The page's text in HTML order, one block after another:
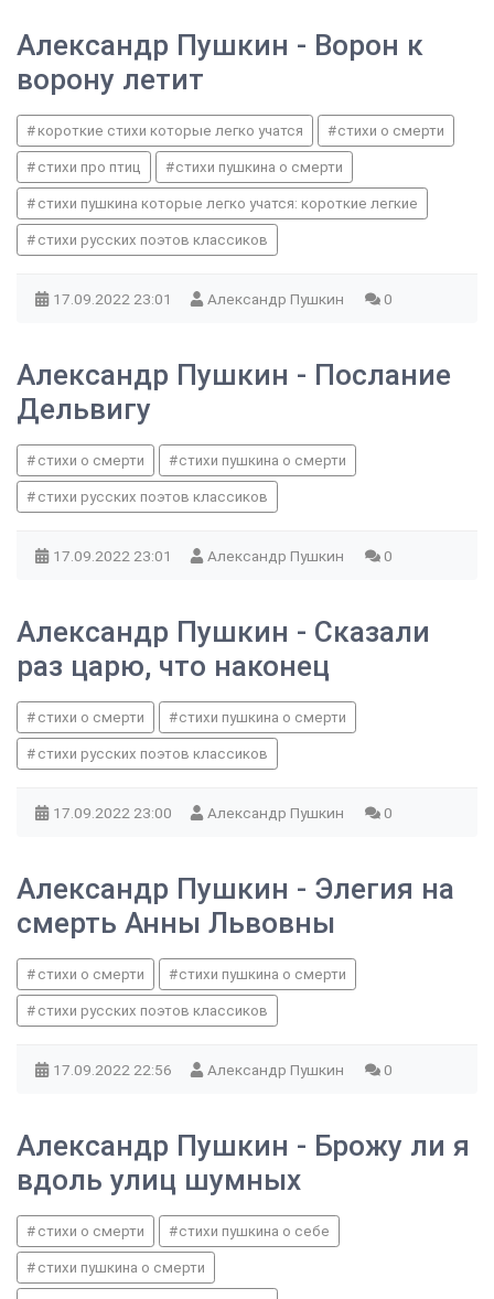
Александр Пушкин - Ворон к
ворону летит
короткие стихи которые легко учатся стихи о смерти
стихи про птиц стихи пушкина о смерти
стихи пушкина которые легко учатся: короткие легкие
стихи русских поэтов классиков
17.09.2022 23:01 Александр Пушкин 0
Александр Пушкин - Послание
Дельвигу
стихи о смерти стихи пушкина о смерти
стихи русских поэтов классиков
17.09.2022 23:01 Александр Пушкин 0
Александр Пушкин - Сказали
раз царю, что наконец
стихи о смерти стихи пушкина о смерти
стихи русских поэтов классиков
17.09.2022 23:00 Александр Пушкин 0
Александр Пушкин - Элегия на
смерть Анны Львовны
стихи о смерти стихи пушкина о смерти
стихи русских поэтов классиков
17.09.2022 22:56 Александр Пушкин 0
Александр Пушкин - Брожу ли я
вдоль улиц шумных
стихи о смерти стихи пушкина о себе
стихи пушкина о смерти